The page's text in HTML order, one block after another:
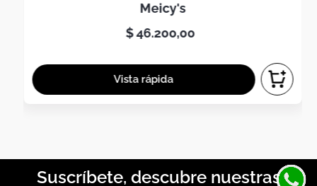
meicy's
$46.200,00